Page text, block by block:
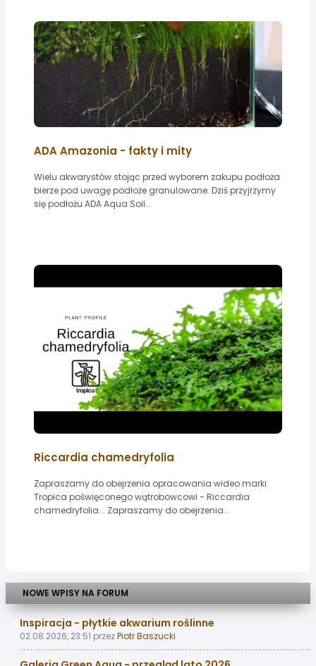
ADA Amazonia - fakty i mity
Wielu akwarystów stojąc przed wyborem zakupu podłoża
bierze pod uwagę podłoże granulowane. Dziś przyjrzymy
się podłożu ADA Aqua Soil...
Riccardia chamedryfolia
Zapraszamy do obejrzenia opracowania wideo marki
Tropica poświęconego wątrobowcowi - Riccardia
chamedryfolia... Zapraszamy do obejrzenia...
NOWE WPISY NA FORUM
Inspiracja - płytkie akwarium roślinne
02.08.2026, 23:51 przezPiotr Baszucki